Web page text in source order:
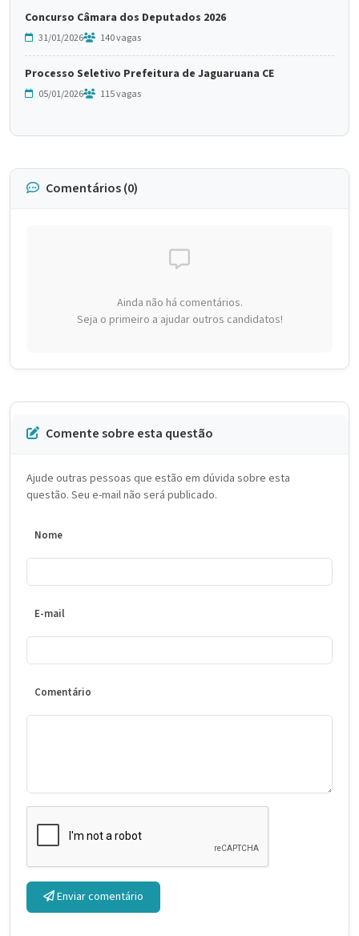
Concurso Câmara dos Deputados 2026
31/01/2026 140 vagas
Processo Seletivo Prefeitura de Jaguaruana CE
05/01/2026 115 vagas
Comentários (0)
Ainda não há comentários.
Seja o primeiro a ajudar outros candidatos!
Comente sobre esta questão
Ajude outras pessoas que estão em dúvida sobre esta
questão. Seu e-mail não será publicado.
Nome
E-mail
Comentário
Enviar comentário